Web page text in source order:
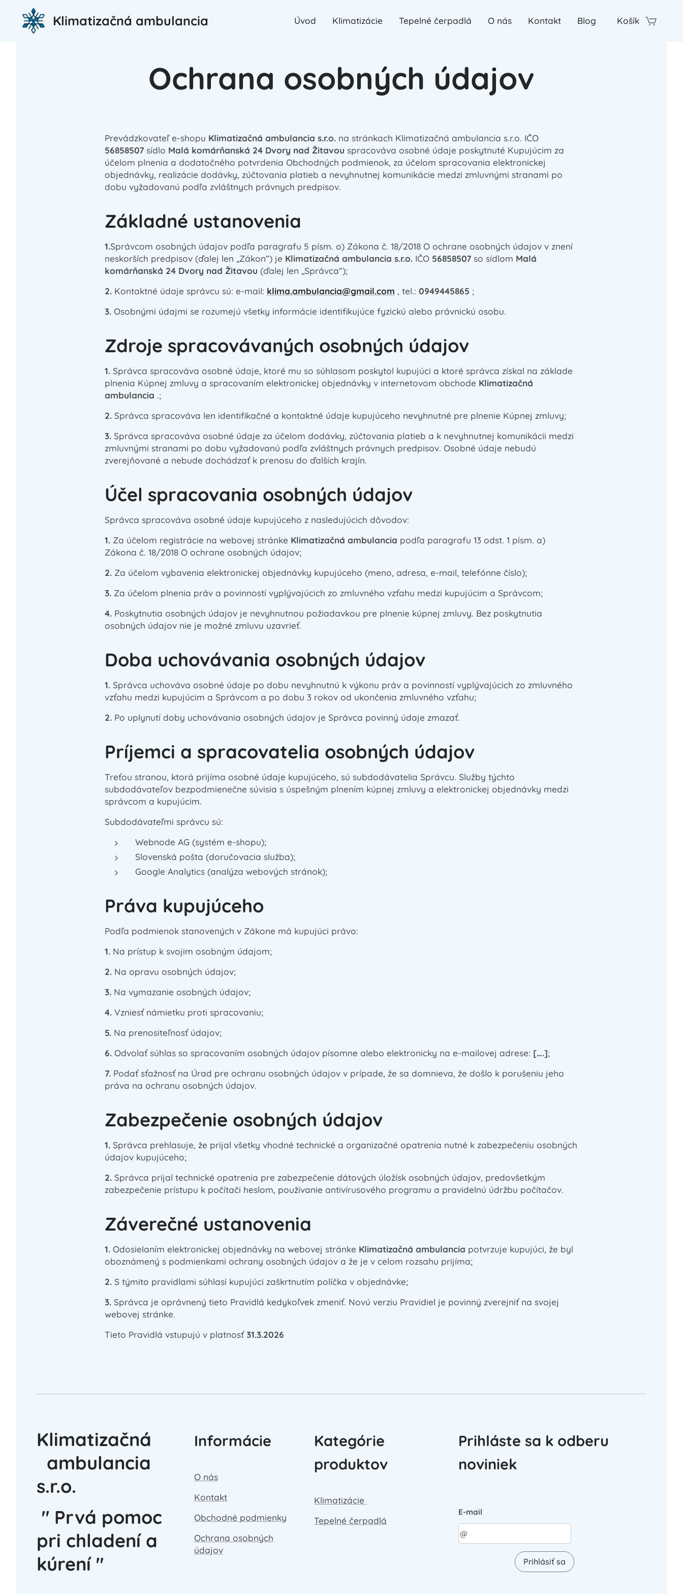
Klimatizačná ambulancia Úvod Klimatizácie Tepelné čerpadlá O nás Kontakt Blog Košík
Ochrana osobných údajov
Prevádzkovateľ e-shopu Klimatizačná ambulancia s.r.o. na stránkach Klimatizačná ambulancia s.r.o. IČO
56858507sídlo Malá komárňanská 24 Dvory nad Žitavou spracováva osobné údaje poskytnuté Kupujúcim za
účelom plnenia a dodatočného potvrdenia Obchodných podmienok, za účelom spracovania elektronickej
objednávky, realizácie dodávky, zúčtovania platieb a nevyhnutnej komunikácie medzi zmluvnými stranami po
dobu vyžadovanú podľa zvláštnych právnych predpisov.
Základné ustanovenia
1.Správcom osobných údajov podľa paragrafu 5 písm. o) Zákona č. 18/2018 O ochrane osobných údajov v znení
neskorších predpisov (ďalej len „Zákon“) je Klimatizačná ambulancia s.r.o.IČO 56858507so sídlom Malá
komárňanská 24 Dvory nad Žitavou (ďalej len „Správca“);
2. Kontaktné údaje správcu sú: e-mail: klima.ambulancia@gmail.com , tel.: 0949445865 ;
3. Osobnými údajmi se rozumejú všetky informácie identifikujúce fyzickú alebo právnickú osobu.
Zdroje spracovávaných osobných údajov
1. Správca spracováva osobné údaje, ktoré mu so súhlasom poskytol kupujúci a ktoré správca získal na základe
plnenia Kúpnej zmluvy a spracovaním elektronickej objednávky v internetovom obchode Klimatizačná
ambulancia .;
2.Správca spracováva len identifikačné a kontaktné údaje kupujúceho nevyhnutné pre plnenie Kúpnej zmluvy;
3. Správca spracováva osobné údaje za účelom dodávky, zúčtovania platieb a k nevyhnutnej komunikácii medzi
zmluvnými stranami po dobu vyžadovanú podľa zvláštnych právnych predpisov. Osobné údaje nebudú
zverejňované a nebude dochádzať k prenosu do ďalších krajín.
Účel spracovania osobných údajov
Správca spracováva osobné údaje kupujúceho z nasledujúcich dôvodov:
1. Za účelom registrácie na webovej stránke Klimatizačná ambulancia podľa paragrafu 13 odst. 1 písm. a)
Zákona č. 18/2018 O ochrane osobných údajov;
2. Za účelom vybavenia elektronickej objednávky kupujúceho (meno, adresa, e-mail, telefónne číslo);
3. Za účelom plnenia práv a povinností vyplývajúcich zo zmluvného vzťahu medzi kupujúcim a Správcom;
4.Poskytnutia osobných údajov je nevyhnutnou požiadavkou pre plnenie kúpnej zmluvy. Bez poskytnutia
osobných údajov nie je možné zmluvu uzavrieť.
Doba uchovávania osobných údajov
1.Správca uchováva osobné údaje po dobu nevyhnutnú k výkonu práv a povinností vyplývajúcich zo zmluvného
vzťahu medzi kupujúcim a Správcom a po dobu 3 rokov od ukončenia zmluvného vzťahu;
2. Po uplynutí doby uchovávania osobných údajov je Správca povinný údaje zmazať.
Príjemci a spracovatelia osobných údajov
Treťou stranou, ktorá prijíma osobné údaje kupujúceho, sú subdodávatelia Správcu. Služby týchto
subdodávateľov bezpodmienečne súvisia s úspešným plnením kúpnej zmluvy a elektronickej objednávky medzi
správcom a kupujúcim.
Subdodávateľmi správcu sú:
Webnode AG (systém e-shopu);
Slovenská pošta (doručovacia služba);
Google Analytics (analýza webových stránok);
Práva kupujúceho
Podľa podmienok stanovených v Zákone má kupujúci právo:
1.Na prístup k svojim osobným údajom;
2.Na opravu osobných údajov;
3. Na vymazanie osobných údajov;
4. Vzniesť námietku proti spracovaniu;
5. Na prenositeľnosť údajov;
6. Odvolať súhlas so spracovaním osobných údajov písomne alebo elektronicky na e-mailovej adrese: [….];
7.Podať sťažnosť na Úrad pre ochranu osobných údajov v prípade, že sa domnieva, že došlo k porušeniu jeho
práva na ochranu osobných údajov.
Zabezpečenie osobných údajov
1.Správca prehlasuje, že prijal všetky vhodné technické a organizačné opatrenia nutné k zabezpečeniu osobných
údajov kupujúceho;
2. Správca prijal technické opatrenia pre zabezpečenie dátových úložísk osobných údajov, predovšetkým
zabezpečenie prístupu k počítači heslom, používanie antivírusového programu a pravidelnú údržbu počítačov.
Záverečné ustanovenia
1. Odosielaním elektronickej objednávky na webovej stránke Klimatizačná ambulancia potvrzuje kupujúci, že byl
oboznámený s podmienkami ochrany osobných údajov a že je v celom rozsahu prijíma;
2.S týmito pravidlami súhlasí kupujúci zaškrtnutím políčka v objednávke;
3.Správca je oprávnený tieto Pravidlá kedykoľvek zmeniť. Novú verziu Pravidiel je povinný zverejniť na svojej
webovej stránke.
Tieto Pravidlá vstupujú v platnosť31.3.2026
Klimatizačná
ambulancia
s.r.o.
" Prvá pomoc
pri chladení a
kúrení "
Informácie
O nás
Kontakt
Obchodné podmienky
Ochrana osobných
údajov
Kategórie
produktov
Klimatizácie
Tepelné čerpadlá
Prihláste sa k odberu
noviniek
E-mail
Prihlásiť sa